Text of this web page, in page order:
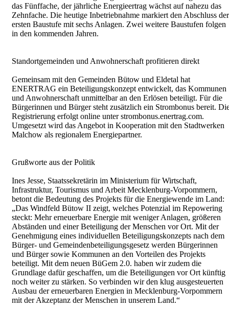
das Fünffache, der jährliche Energieertrag wächst auf nahezu das
Zehnfache. Die heutige Inbetriebnahme markiert den Abschluss der
ersten Baustufe mit sechs Anlagen. Zwei weitere Baustufen folgen
in den kommenden Jahren.
Standortgemeinden und Anwohnerschaft profitieren direkt
Gemeinsam mit den Gemeinden Bütow und Eldetal hat
ENERTRAG ein Beteiligungskonzept entwickelt, das Kommunen
und Anwohnerschaft unmittelbar an den Erlösen beteiligt. Für die
Bürgerinnen und Bürger steht zusätzlich ein Strombonus bereit.
Registrierung erfolgt online unter strombonus.enertrag.com.
Umgesetzt wird das Angebot in Kooperation mit den Stadtwerken
Malchow als regionalem Energiepartner.
Grußworte aus der Politik
Ines Jesse, Staatssekretärin im Ministerium für Wirtschaft,
Infrastruktur, Tourismus und Arbeit Mecklenburg-Vorpommern,
betont die Bedeutung des Projekts für die Energiewende im Land:
„Das Windfeld Bütow II zeigt, welches Potenzial im Repowering
steckt: Mehr erneuerbare Energie mit weniger Anlagen, größeren
Abständen und einer Beteiligung der Menschen vor Ort. Mit der
Genehmigung eines individuellen Beteiligungskonzepts nach dem
Bürger- und Gemeindenbeteiligungsgesetz werden Bürgerinnen
und Bürger sowie Kommunen an den Vorteilen des Projekts
beteiligt. Mit dem neuen BüGem 2.0. haben wir zudem die
Grundlage dafür geschaffen, um die Beteiligungen vor Ort künftig
noch weiter zu stärken. So verbinden wir den klug ausgesteuerten
Ausbau der erneuerbaren Energien in Mecklenburg-Vorpommern
mit der Akzeptanz der Menschen in unserem Land.“